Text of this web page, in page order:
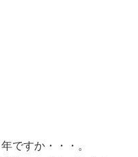
ですか・・・。